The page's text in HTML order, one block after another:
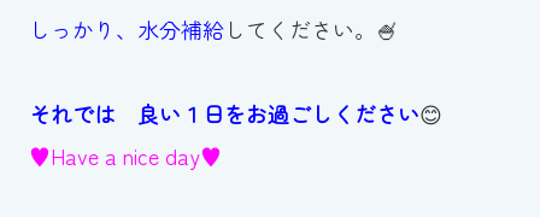
しっかり、水分補給してください。🍧
それでは 良い１日をお過ごしください😊
♥Have a nice day♥